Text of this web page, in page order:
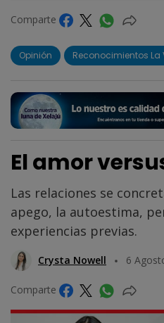
Comparte
Opinión Reconocimientos La
El amor
Las relaciones se
apego, la autoestima,
experiencias previas.
Crysta Nowell 6
Comparte